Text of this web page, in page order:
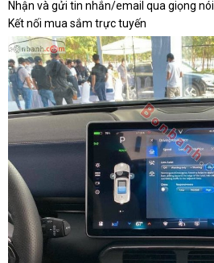
Nhận và gửi tin nhắn/email qua giọng nói
Kết nối mua sắm trực tuyến